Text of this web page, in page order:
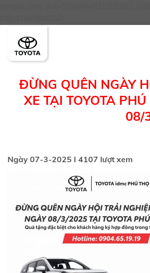
ĐỪNG QUÊN NGÀY
XE TẠI TOYOTA
08/
Ngày 07-3-2025 I 4107 lượt xem